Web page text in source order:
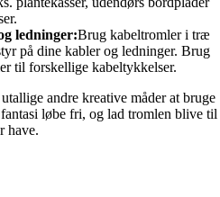
ledninger:Brug kabeltromler i træ
på dine kabler og ledninger. Brug
til forskellige kabeltykkelser.
andre kreative måder at bruge
løbe fri, og lad tromlen blive til
have.